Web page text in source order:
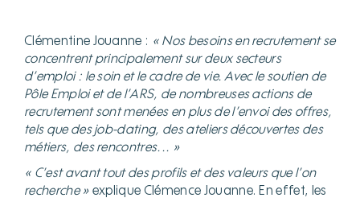
Clémentine Jouanne : « Nos besoins en recrutement se
concentrent principalement sur deux secteurs
d’emploi : le soin et le cadre de vie. Avec le soutien de
Pôle Emploi et de l’ARS, de nombreuses actions de
recrutement sont menées en plus de l’envoi des offres,
tels que des job-dating, des ateliers découvertes des
métiers, des rencontres... »
« C’est avant tout des profils et des valeurs que l’on
recherche » explique Clémence Jouanne. En effet, les